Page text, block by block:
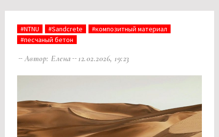
#NTNU #Sandcrete
#композитный материал
#песчаный бетон
Автор: Елена 12.02.2026, 19:23